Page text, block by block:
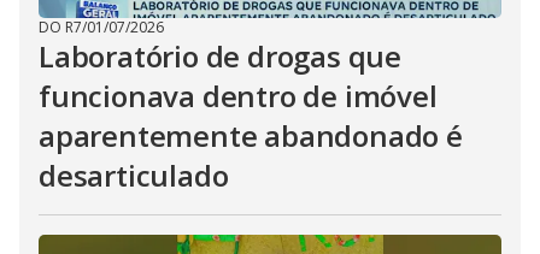
DO R7/01/07/2026
Laboratório de drogas que
funcionava dentro de imóvel
aparentemente abandonado é
desarticulado